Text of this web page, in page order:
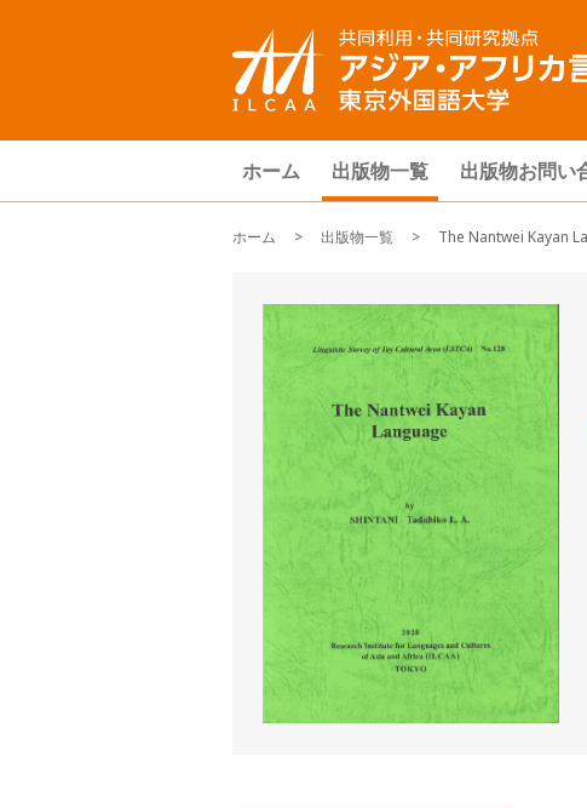
ホーム 出版物一覧 出版物お問い
ホーム > 出版物一覧 > The Nantwei Kayan